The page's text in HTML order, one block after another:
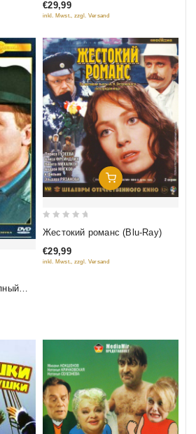
5
€29,99
inkl. Mwst., zzgl. Versand
В Корзину
Добавить В Корзину
of
Жестокий романс (Blu-Ray)
€29,99
inkl. Mwst., zzgl. Versand